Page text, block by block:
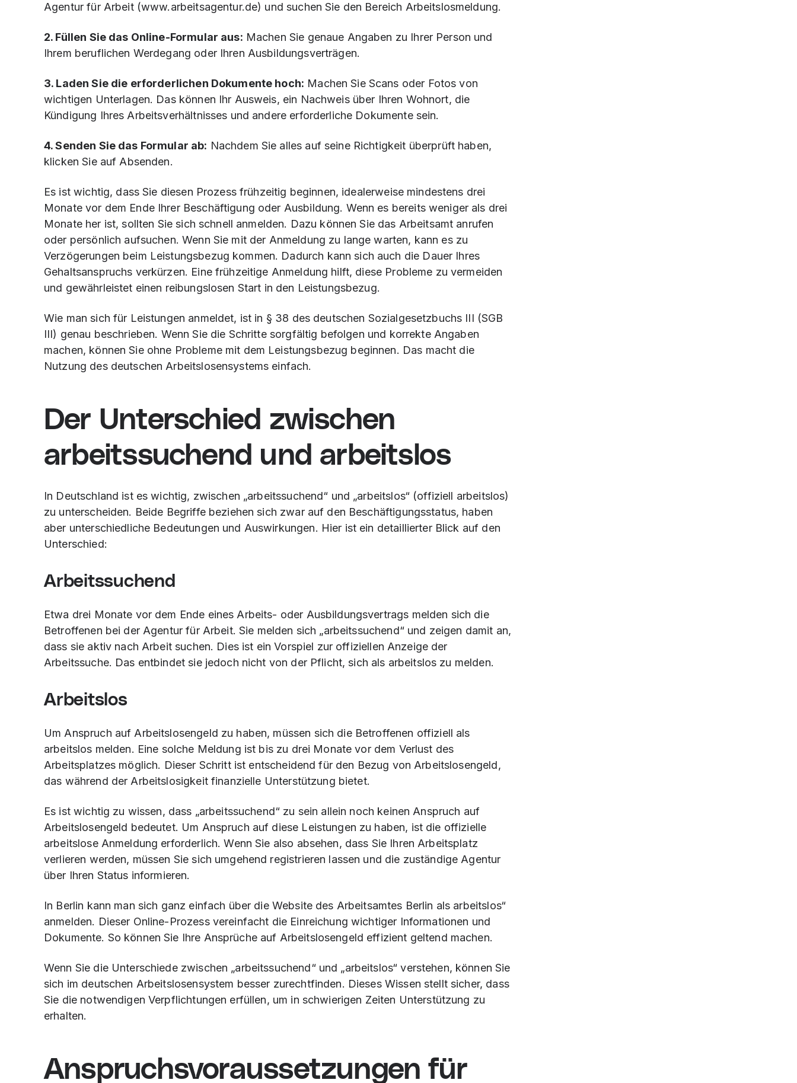
Agentur für Arbeit (www.arbeitsagentur.de) und suchen Sie den Bereich Arbeitslosmeldung.
2. Füllen Sie das Online-Formular aus: Machen Sie genaue Angaben zu Ihrer Person und
Ihrem beruflichen Werdegang oder Ihren Ausbildungsverträgen.
3. Laden Sie die erforderlichen Dokumente hoch: Machen Sie Scans oder Fotos von
wichtigen Unterlagen. Das können Ihr Ausweis, ein Nachweis über Ihren Wohnort, die
Kündigung Ihres Arbeitsverhältnisses und andere erforderliche Dokumente sein.
4. Senden Sie das Formular ab: Nachdem Sie alles auf seine Richtigkeit überprüft haben,
klicken Sie auf Absenden.
Es ist wichtig, dass Sie diesen Prozess frühzeitig beginnen, idealerweise mindestens drei
Monate vor dem Ende Ihrer Beschäftigung oder Ausbildung. Wenn es bereits weniger als drei
Monate her ist, sollten Sie sich schnell anmelden. Dazu können Sie das Arbeitsamt anrufen
oder persönlich aufsuchen. Wenn Sie mit der Anmeldung zu lange warten, kann es zu
Verzögerungen beim Leistungsbezug kommen. Dadurch kann sich auch die Dauer Ihres
Gehaltsanspruchs verkürzen. Eine frühzeitige Anmeldung hilft, diese Probleme zu vermeiden
und gewährleistet einen reibungslosen Start in den Leistungsbezug.
Wie man sich für Leistungen anmeldet, ist in § 38 des deutschen Sozialgesetzbuchs III (SGB
III) genau beschrieben. Wenn Sie die Schritte sorgfältig befolgen und korrekte Angaben
machen, können Sie ohne Probleme mit dem Leistungsbezug beginnen. Das macht die
Nutzung des deutschen Arbeitslosensystems einfach.
Der Unterschied zwischen
arbeitssuchend und arbeitslos
In Deutschland ist es wichtig, zwischen „arbeitssuchend“ und „arbeitslos“ (offiziell arbeitslos)
zu unterscheiden. Beide Begriffe beziehen sich zwar auf den Beschäftigungsstatus, haben
aber unterschiedliche Bedeutungen und Auswirkungen. Hier ist ein detaillierter Blick auf den
Unterschied:
Arbeitssuchend
Etwa drei Monate vor dem Ende eines Arbeits- oder Ausbildungsvertrags melden sich die
Betroffenen bei der Agentur für Arbeit. Sie melden sich „arbeitssuchend“ und zeigen damit an,
dass sie aktiv nach Arbeit suchen. Dies ist ein Vorspiel zur offiziellen Anzeige der
Arbeitssuche. Das entbindet sie jedoch nicht von der Pflicht, sich als arbeitslos zu melden.
Arbeitslos
Um Anspruch auf Arbeitslosengeld zu haben, müssen sich die Betroffenen offiziell als
arbeitslos melden. Eine solche Meldung ist bis zu drei Monate vor dem Verlust des
Arbeitsplatzes möglich. Dieser Schritt ist entscheidend für den Bezug von Arbeitslosengeld,
das während der Arbeitslosigkeit finanzielle Unterstützung bietet.
Es ist wichtig zu wissen, dass „arbeitssuchend“ zu sein allein noch keinen Anspruch auf
Arbeitslosengeld bedeutet. Um Anspruch auf diese Leistungen zu haben, ist die offizielle
arbeitslose Anmeldung erforderlich. Wenn Sie also absehen, dass Sie Ihren Arbeitsplatz
verlieren werden, müssen Sie sich umgehend registrieren lassen und die zuständige Agentur
über Ihren Status informieren.
In Berlin kann man sich ganz einfach über die Website des Arbeitsamtes Berlin als arbeitslos“
anmelden. Dieser Online-Prozess vereinfacht die Einreichung wichtiger Informationen und
Dokumente. So können Sie Ihre Ansprüche auf Arbeitslosengeld effizient geltend machen.
Wenn Sie die Unterschiede zwischen „arbeitssuchend“ und „arbeitslos“ verstehen, können Sie
sich im deutschen Arbeitslosensystem besser zurechtfinden. Dieses Wissen stellt sicher, dass
Sie die notwendigen Verpflichtungen erfüllen, um in schwierigen Zeiten Unterstützung zu
erhalten.
Anspruchsvoraussetzungen für